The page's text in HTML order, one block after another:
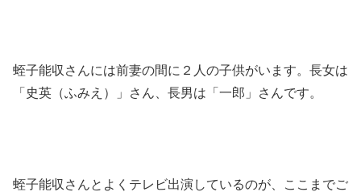
蛭子能収さんには前妻の間に２人の子供がいます。長女は
「史英（ふみえ）」さん、長男は「一郎」さんです。
蛭子能収さんとよくテレビ出演しているのが、ここまでご